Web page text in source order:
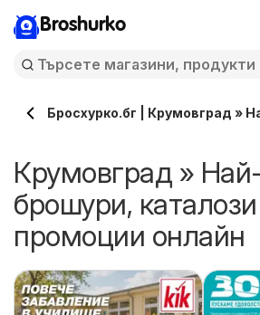
Broshurko
Бросхурко.бг | Крумовград »
Крумовград »
брошури,
промоции онлайн